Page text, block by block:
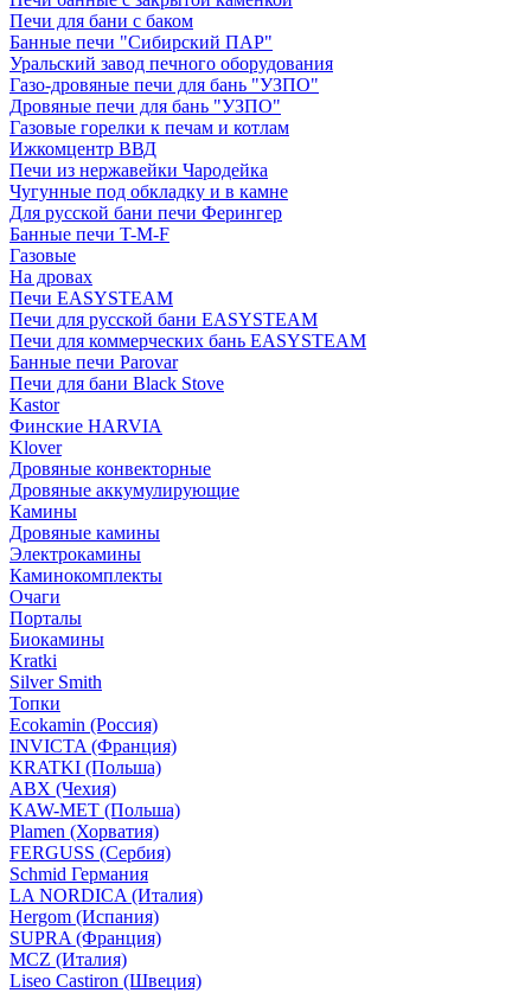
Печи для бани с баком
Банные печи "Сибирский ПАР"
Уральский завод печного оборудования
Газо-дровяные печи для бань "УЗПО"
Дровяные печи для бань "УЗПО"
Газовые горелки к печам и котлам
Ижкомцентр ВВД
Печи из нержавейки Чародейка
Чугунные под обкладку и в камне
Для русской бани печи Ферингер
Банные печи T-M-F
Газовые
На дровах
Печи EASYSTEAM
Печи для русской бани EASYSTEAM
Печи для коммерческих бань EASYSTEAM
Банные печи Parovar
Печи для бани Black Stove
Kastor
Финские HARVIA
Klover
Дровяные конвекторные
Дровяные аккумулирующие
Камины
Дровяные камины
Электрокамины
Каминокомплекты
Очаги
Порталы
Биокамины
Kratki
Silver Smith
Топки
Ecokamin (Россия)
INVICTA (Франция)
KRATKI (Польша)
ABX (Чехия)
KAW-MET (Польша)
Plamen (Хорватия)
FERGUSS (Сербия)
Schmid Германия
LA NORDICA (Италия)
Hergom (Испания)
SUPRA (Франция)
MCZ (Италия)
Liseo Castiron (Швеция)